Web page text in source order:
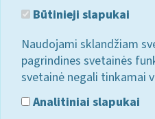
Būtinieji slapukai
Naudojami sklandžiam
pagrindines svetainės
svetainė negali tinkamai
Analitiniai slapukai